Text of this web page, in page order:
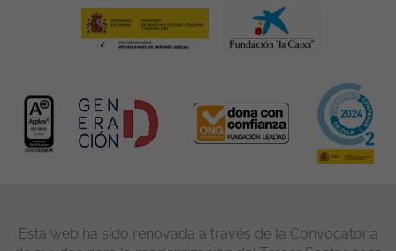
Esta web ha sido renovada a través de la Convocatoria